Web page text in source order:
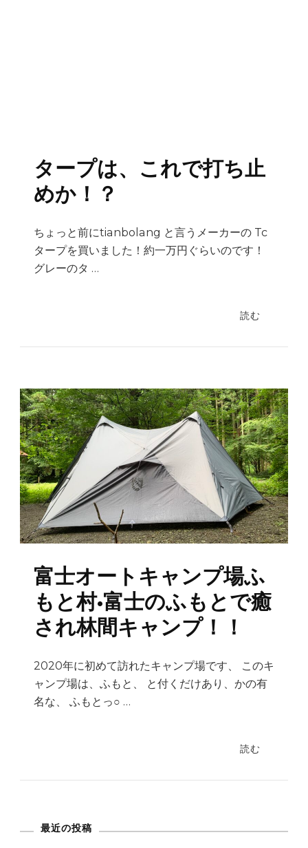
タープは、これで打ち止
めか！？
ちょっと前にtianbolang と言うメーカーの Tc
タープを買いました！約一万円ぐらいのです！
グレーのタ …
読む
富士オートキャンプ場ふ
もと村•富士のふもとで癒
され林間キャンプ！！
2020年に初めて訪れたキャンプ場です、 このキ
ャンプ場は、ふもと、 と付くだけあり、かの有
名な、 ふもとっ○ …
読む
最近の投稿